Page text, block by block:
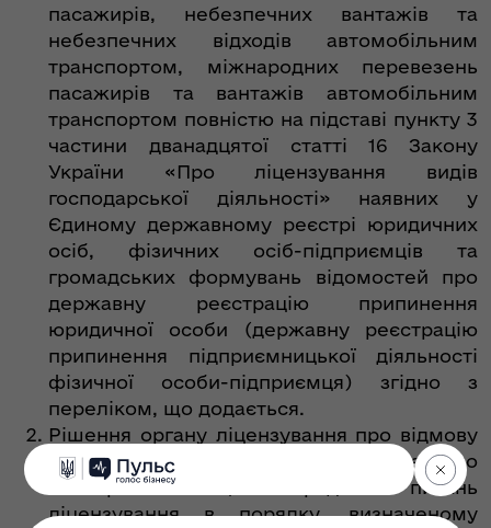
пасажирів, небезпечних вантажів та
небезпечних відходів автомобільним
транспортом, міжнародних перевезень
пасажирів та вантажів автомобільним
транспортом повністю на підставі пункту 3
частини дванадцятої статті 16 Закону
України «Про ліцензування видів
господарської діяльності» наявних у
Єдиному державному реєстрі юридичних
осіб, фізичних осіб-підприємців та
громадських формувань відомостей про
державну реєстрацію припинення
юридичної особи (державну реєстрацію
припинення підприємницької діяльності
фізичної особи-підприємця) згідно з
переліком, що додається.
Рішення органу ліцензування про відмову
у видачі ліцензії може бути оскаржено до
Експертно-апеляційної ради з питань
ліцензування в порядку, визначеному